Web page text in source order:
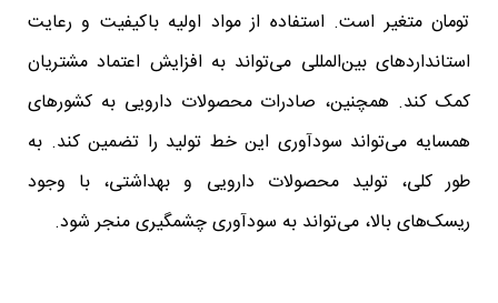
تومان متغیر است. استفاده از مواد اولیه باکیفیت و رعایت
استانداردهای بین‌المللی می‌تواند به افزایش اعتماد مشتریان
کمک کند. همچنین، صادرات محصولات دارویی به کشورهای
همسایه می‌تواند سودآوری این خط تولید را تضمین کند. به
طور کلی، تولید محصولات دارویی و بهداشتی، با وجود
ریسک‌های بالا، می‌تواند به سودآوری چشمگیری منجر شود.